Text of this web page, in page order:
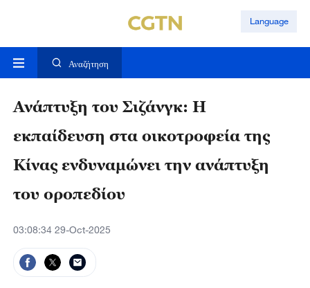
Language
Αναζήτηση
Ανάπτυξη του Σιζάνγκ: Η
εκπαίδευση στα οικοτροφεία της
Κίνας ενδυναμώνει την ανάπτυξη
του οροπεδίου
03:08:34 29-Oct-2025